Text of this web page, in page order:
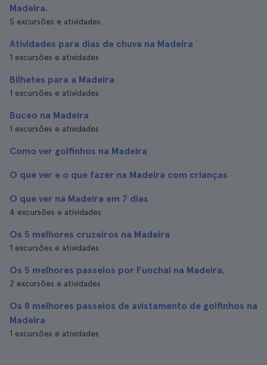
Madeira.
5 excursões e atividades
Atividades para dias de chuva na Madeira
1 excursões e atividades
Bilhetes para a Madeira
1 excursões e atividades
Buceo na Madeira
1 excursões e atividades
Como ver golfinhos na Madeira
O que ver e o que fazer na Madeira com crianças
O que ver na Madeira em 7 dias
4 excursões e atividades
Os 5 melhores cruzeiros na Madeira
1 excursões e atividades
Os 5 melhores passeios por Funchal na Madeira.
2 excursões e atividades
Os 8 melhores passeios de avistamento de golfinhos na
Madeira
1 excursões e atividades